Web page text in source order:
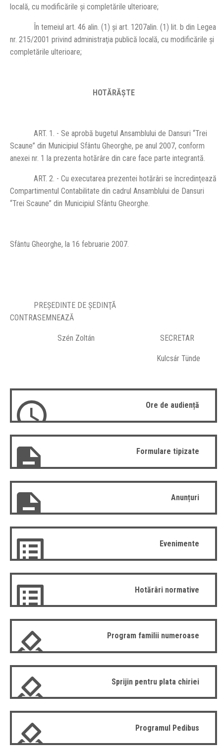
locală, cu modificările şi completările ulterioare;
În temeiul art. 46 alin. (1) şi art. 1207alin. (1) lit. b din Legea
nr. 215/2001 privind administraţia publică locală, cu modificările şi
completările ulterioare;
HOTĂRĂŞTE
ART. 1. - Se aprobă bugetul Ansamblului de Dansuri “Trei
Scaune” din Municipiul Sfântu Gheorghe, pe anul 2007, conform
anexei nr. 1 la prezenta hotărâre din care face parte integrantă.
ART. 2. - Cu executarea prezentei hotărâri se încredinţează
Compartimentul Contabilitate din cadrul Ansamblului de Dansuri
“Trei Scaune” din Municipiul Sfântu Gheorghe.
Sfântu Gheorghe, la 16 februarie 2007.
PREŞEDINTE DE ŞEDINŢĂ
CONTRASEMNEAZĂ
Szén Zoltán SECRETAR
Kulcsár Tünde
Ore de audiență
Formulare tipizate
Anunțuri
Evenimente
Hotărâri normative
Program familii numeroase
Sprijin pentru plata chiriei
Programul Pedibus